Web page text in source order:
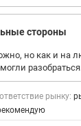
стороны
но как и на
рынку: